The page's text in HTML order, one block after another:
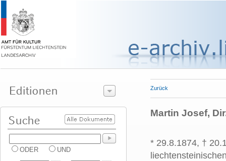
ODER UND
Zurück
Martin Josef,
* 29.8.1874, †